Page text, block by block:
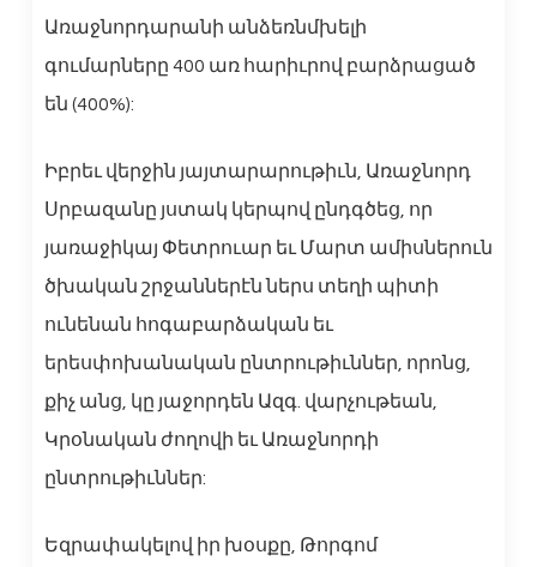
Առաջնորդարանի անձեռնմխելի
գումարները 400 առ հարիւրով բարձրացած
են (400%):
Իբրեւ վերջին յայտարարութիւն, Առաջնորդ
Սրբազանը յստակ կերպով ընդգծեց, որ
յառաջիկայ Փետրուար եւ Մարտ ամիսներուն
ծխական շրջաններէն ներս տեղի պիտի
ունենան հոգաբարձական եւ
երեսփոխանական ընտրութիւններ, որոնց,
քիչ անց, կը յաջորդեն Ազգ. վարչութեան,
Կրօնական ժողովի եւ Առաջնորդի
ընտրութիւններ:
Եզրափակելով իր խօսքը, Թորգոմ